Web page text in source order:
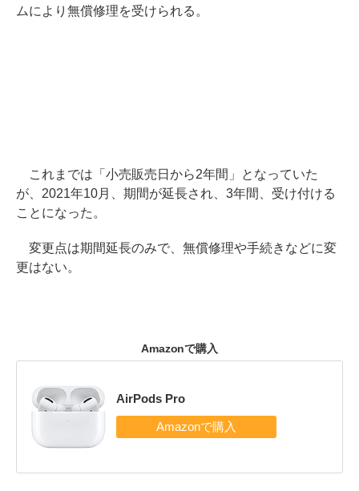
ムにより無償修理を受けられる。
これまでは「小売販売日から2年間」となっていた
が、2021年10月、期間が延長され、3年間、受け付ける
ことになった。
変更点は期間延長のみで、無償修理や手続きなどに変
更はない。
Amazonで購入
AirPods Pro